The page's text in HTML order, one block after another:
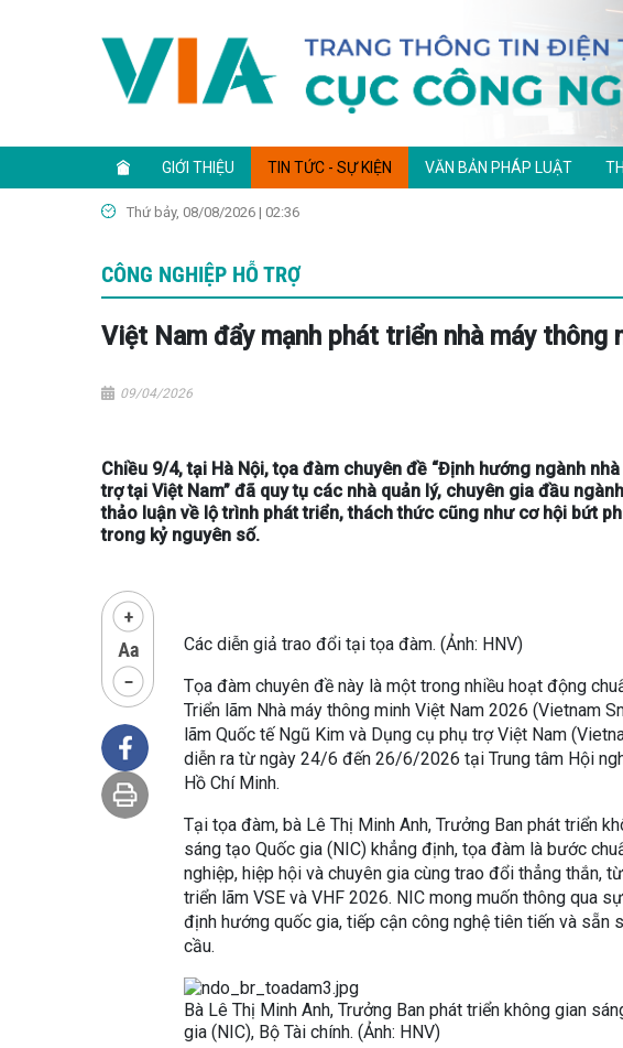
GIỚI THIỆU TIN TỨC - SỰ KIỆN VĂN BẢN PHÁP LUẬT
Thứ bảy, 08/08/2026 | 02:36
CÔNG NGHIỆP HỖ TRỢ
Việt Nam đẩy mạnh phát triển nhà máy thông
09/04/2026
Chiều 9/4, tại Hà Nội, tọa đàm chuyên đề “Định hướng ngành
trợ tại Việt Nam” đã quy tụ các nhà quản lý, chuyên gia đầu
thảo luận về lộ trình phát triển, thách thức cũng như cơ hội bứt
trong kỷ nguyên số.
Các diễn giả trao đổi tại tọa đàm. (Ảnh: HNV)
Tọa đàm chuyên đề này là một trong nhiều hoạt động
Triển lãm Nhà máy thông minh Việt Nam 2026 (Vietnam
lãm Quốc tế Ngũ Kim và Dụng cụ phụ trợ Việt Nam
diễn ra từ ngày 24/6 đến 26/6/2026 tại Trung tâm Hội
Hồ Chí Minh.
Tại tọa đàm, bà Lê Thị Minh Anh, Trưởng Ban phát triển
sáng tạo Quốc gia (NIC) khẳng định, tọa đàm là bước
nghiệp, hiệp hội và chuyên gia cùng trao đổi thẳng thắn,
triển lãm VSE và VHF 2026. NIC mong muốn thông qua
định hướng quốc gia, tiếp cận công nghệ tiên tiến và sẵn
cầu.
Bà Lê Thị Minh Anh, Trưởng Ban phát triển không gian
gia (NIC), Bộ Tài chính. (Ảnh: HNV)